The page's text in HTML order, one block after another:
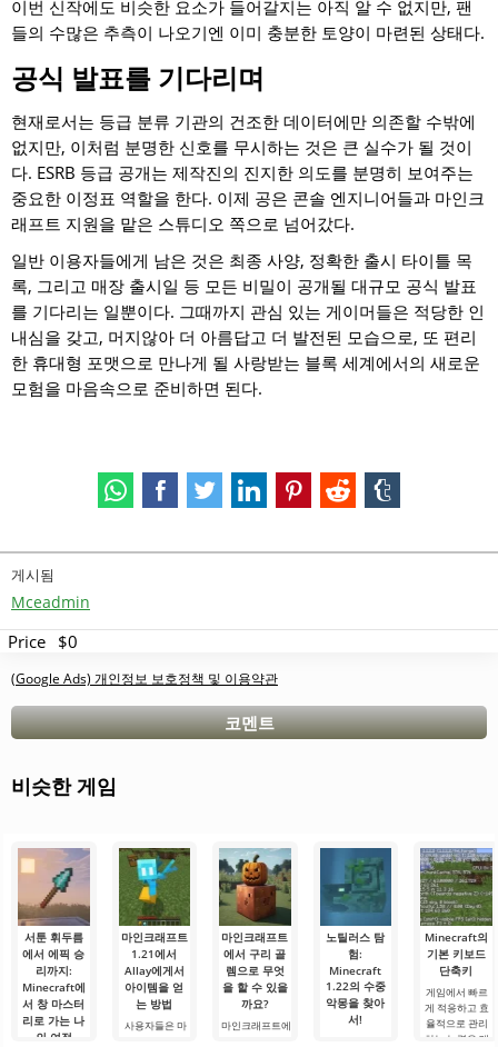
이번 신작에도 비슷한 요소가 들어갈지는 아직 알 수 없지만, 팬
들의 수많은 추측이 나오기엔 이미 충분한 토양이 마련된 상태다.
공식 발표를 기다리며
현재로서는 등급 분류 기관의 건조한 데이터에만 의존할 수밖에
없지만, 이처럼 분명한 신호를 무시하는 것은 큰 실수가 될 것이
다. ESRB 등급 공개는 제작진의 진지한 의도를 분명히 보여주는
중요한 이정표 역할을 한다. 이제 공은 콘솔 엔지니어들과 마인크
래프트 지원을 맡은 스튜디오 쪽으로 넘어갔다.
일반 이용자들에게 남은 것은 최종 사양, 정확한 출시 타이틀 목
록, 그리고 매장 출시일 등 모든 비밀이 공개될 대규모 공식 발표
를 기다리는 일뿐이다. 그때까지 관심 있는 게이머들은 적당한 인
내심을 갖고, 머지않아 더 아름답고 더 발전된 모습으로, 또 편리
한 휴대형 포맷으로 만나게 될 사랑받는 블록 세계에서의 새로운
모험을 마음속으로 준비하면 된다.
게시됨
Mceadmin
Price $0
(Google Ads) 개인정보 보호정책 및 이용약관
코멘트
비슷한 게임
서툰 휘두름
에서 에픽 승
리까지:
Minecraft에
서 창 마스터
리로 가는 나
의 여정
마인크래프트
1.21에서
Allay에게서
아이템을 얻
는 방법
사용자들은 마
마인크래프트
에서 구리 골
렘으로 무엇
을 할 수 있을
까요?
마인크래프트에
노틸러스 탐
험:
Minecraft
1.22의 수중
악몽을 찾아
서!
Minecraft의
기본 키보드
단축키
게임에서 빠르
게 적응하고 효
율적으로 관리
하는 능력은 매